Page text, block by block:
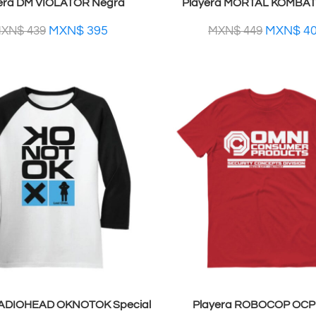
DM VIOLATOR Negra
439 MXN$395
Playera MORTAL
MXN$449 MXN$
OKNOTOK Special Playera ROBOCOP